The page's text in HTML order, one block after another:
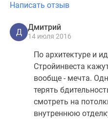
Написать отзыв
Д
Дмитрий
14 июля 2016
По архитектуре и
Стройинвеста
вообще - мечта.
терять
смотреть на
внутреннюю